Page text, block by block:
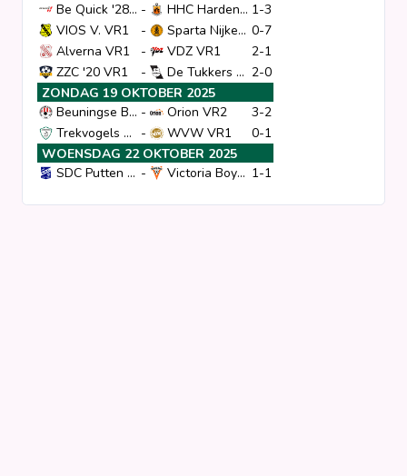
Links
VROUWEN
Clubs
Wedstrijden
Competities
Programma's
Matrixen
Statistieken
Be Quick '28 VR2
- HHC Hardenberg VR1
1-3
VIOS V. VR1
- Sparta Nijkerk VR1
0-7
Alverna VR1
- VDZ VR1
2-1
ZZC '20 VR1
- De Tukkers VR1
2-0
ZONDAG 19 OKTOBER 2025
Beuningse Boys VR1
- Orion VR2
3-2
Trekvogels VR2
- WVW VR1
0-1
WOENSDAG 22 OKTOBER 2025
SDC Putten VR1*
- Victoria Boys VR1 1-1